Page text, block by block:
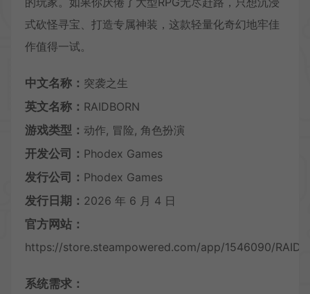
式砍怪寻宝、打造专属神装，这款轻量化奇幻地牢佳
作值得一试。
中文名称： 突袭之生
英文名称： RAIDBORN
游戏类型： 动作, 冒险, 角色扮演
开发公司： Phodex Games
发行公司： Phodex Games
发行日期： 2026 年 6 月 4 日
官方网站：
https://store.steampowered.com/app/1546090/
系统需求：